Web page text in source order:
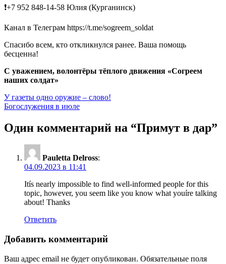
❗+7 952 848-14-58 Юлия (Курганинск)
Канал в Телеграм https://t.me/sogreem_soldat
Спасибо всем, кто откликнулся ранее. Ваша помощь
бесценна!
С уважением, волонтёры тёплого движения «Согреем
наших солдат»
Навигация
по
записям
У газеты одно оружие – слово!
Богослужения в июле
Один комментарий на “Примут в дар”
Pauletta Delross:
04.09.2023 в 11:41
Itís nearly impossible to find well-informed people for this
topic, however, you seem like you know what youíre talking
about! Thanks
Ответить
Добавить комментарий
Ваш адрес email не будет опубликован. Обязательные поля